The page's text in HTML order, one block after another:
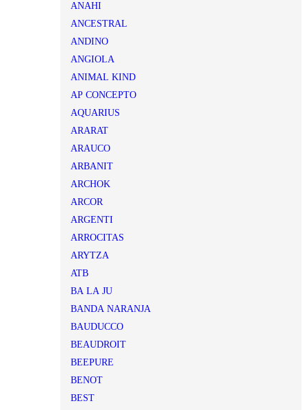
ANAHI
ANCESTRAL
ANDINO
ANGIOLA
ANIMAL KIND
AP CONCEPTO
AQUARIUS
ARARAT
ARAUCO
ARBANIT
ARCHOK
ARCOR
ARGENTI
ARROCITAS
ARYTZA
ATB
BA LA JU
BANDA NARANJA
BAUDUCCO
BEAUDROIT
BEEPURE
BENOT
BEST